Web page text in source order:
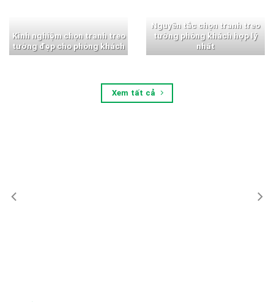
Kinh nghiệm chọn tranh treo
tường đẹp cho phòng khách
Nguyên tắc chọn tranh treo
tường phòng khách hợp lý
nhất
Xem tất cả